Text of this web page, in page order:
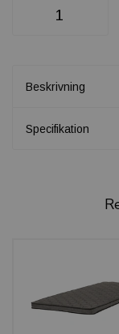
Beskrivning
Specifikation